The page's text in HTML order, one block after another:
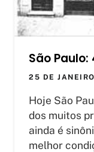
São
25 DE
Hoje São
dos muitos
ainda é
melhor